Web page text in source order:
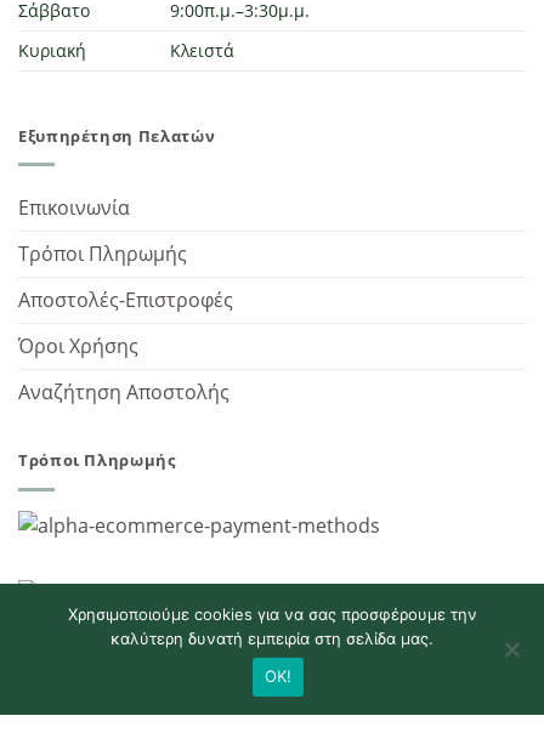
Σάββατο
9:00π.μ.–3:30μ.μ.
Κυριακή
Κλειστά
Εξυπηρέτηση Πελατών
Επικοινωνία
Τρόποι Πληρωμής
Αποστολές-Επιστροφές
Όροι Χρήσης
Αναζήτηση Αποστολής
Τρόποι Πληρωμής
Χρησιμοποιούμε cookies για να σας προσφέρουμε την
καλύτερη δυνατή εμπειρία στη σελίδα μας.
OK!